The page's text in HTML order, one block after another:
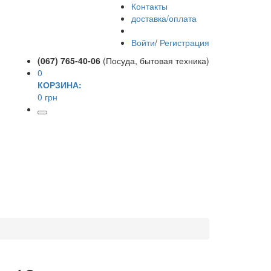
Контакты
доставка/оплата
Войти/ Регистрация
(067) 765-40-06 (Посуда, бытовая техника)
0
КОРЗИНА:
0 грн